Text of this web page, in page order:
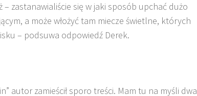
– zastanawialiście się w jaki sposób upchać dużo
a może włożyć tam miecze świetlne, których
– podsuwa odpowiedź Derek.
autor zamieścił sporo treści. Mam tu na myśli dwa